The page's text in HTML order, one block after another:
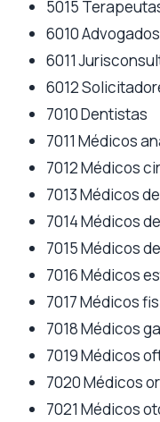
5015
6010 Advogados
6011
6012
7010 Dentistas
7011 Médicos
7012 Médicos
7013 Médicos
7014 Médicos
7015 Médicos
7016 Médicos
7017 Médicos
7018 Médicos
7019 Médicos
7020 Médicos
7021 Médicos